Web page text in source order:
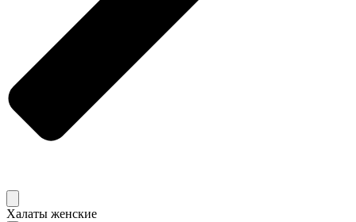
Халаты женские